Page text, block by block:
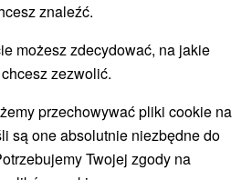
znaleźć.
możesz zdecydować, na jakie
zezwolić.
przechowywać pliki cookie na
są one absolutnie niezbędne do
Twojej zgody na